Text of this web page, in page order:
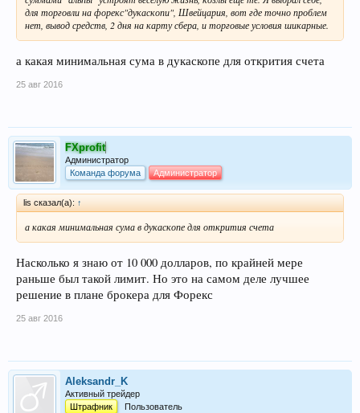
для торговли на форекс"дукаскопи", Швейцария, вот где точно проблем
нет, вывод средств, 2 дня на карту сбера, и торговые условия шикарные.
а какая минимальная сума в дукаскопе для открития счета
25 авг 2016
FXprofit
Администратор
Команда форума
Администратор
lis сказал(а): ↑
а какая минимальная сума в дукаскопе для открития счета
Насколько я знаю от 10 000 долларов, по крайней мере
раньше был такой лимит. Но это на самом деле лучшее
решение в плане брокера для Форекс
25 авг 2016
Aleksandr_K
Активный трейдер
Штрафник
Пользователь